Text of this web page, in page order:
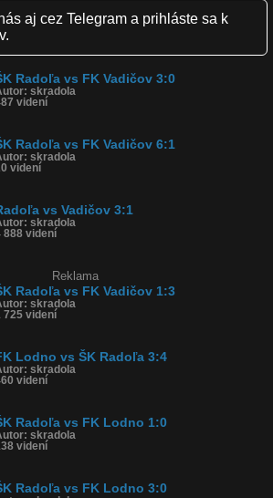
14:28
skmuzi, radola, futbal, sport,
aj cez Telegram a prihláste sa k
Radoľa vs FK Vadičov 3:0
skradola
videní
Radoľa vs FK Vadičov 6:1
skradola
videní
vs Vadičov 3:1
skradola
888 videní
Reklama
Radoľa vs FK Vadičov 1:3
skradola
725 videní
Lodno vs ŠK Radoľa 3:4
skradola
videní
Radoľa vs FK Lodno 1:0
skradola
videní
Radoľa vs FK Lodno 3:0